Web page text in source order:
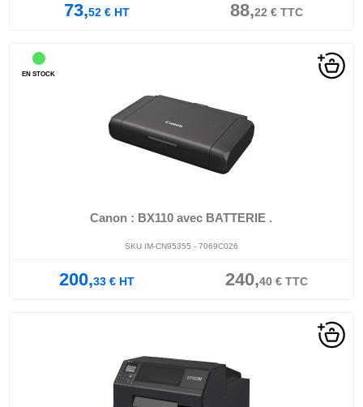
73,52€HT 88,22 €TTC
Canon : BX110 avec BATTERIE .
SKU IM-CN95355 - 7069C026
200,33€HT 240,40€TTC
EN STOCK